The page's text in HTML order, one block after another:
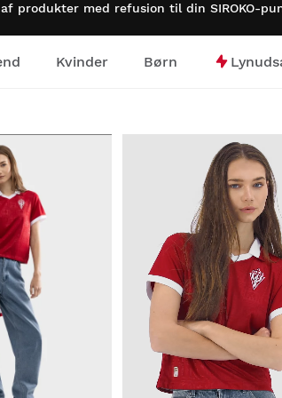
produkter med refusion til din SIROKO-
Kvinder Børn